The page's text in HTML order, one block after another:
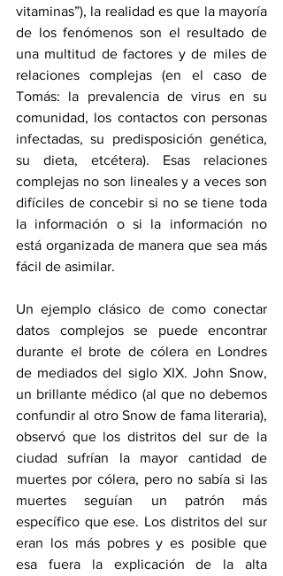
vitaminas”), la realidad es que la mayoría
de los fenómenos son el resultado de
una multitud de factores y de miles de
relaciones complejas (en el caso de
Tomás: la prevalencia de virus en su
comunidad, los contactos con personas
infectadas, su predisposición genética,
su dieta, etcétera). Esas relaciones
complejas no son lineales y a veces son
difíciles de concebir si no se tiene toda
la información o si la información no
está organizada de manera que sea más
fácil de asimilar.
Un ejemplo clásico de como conectar
datos complejos se puede encontrar
durante el brote de cólera en Londres
de mediados del siglo XIX. John Snow,
un brillante médico (al que no debemos
confundir al otro Snow de fama literaria),
observó que los distritos del sur de la
ciudad sufrían la mayor cantidad de
muertes por cólera, pero no sabía si las
muertes seguían un patrón más
específico que ese. Los distritos del sur
eran los más pobres y es posible que
esa fuera la explicación de la alta